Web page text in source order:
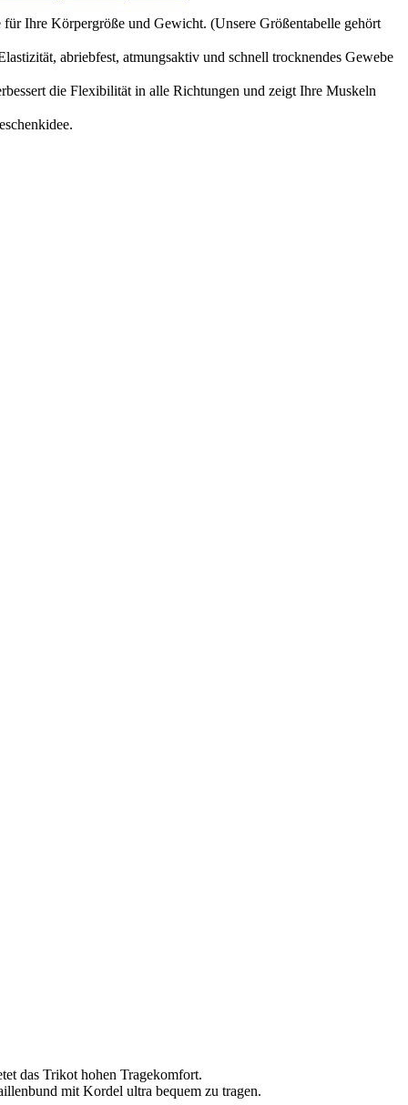
Ihre Körpergröße und Gewicht. (Unsere Größentabelle gehört
abriebfest, atmungsaktiv und schnell trocknendes Gewebe
die Flexibilität in alle Richtungen und zeigt Ihre Muskeln
das Trikot hohen Tragekomfort.
mit Kordel ultra bequem zu tragen.